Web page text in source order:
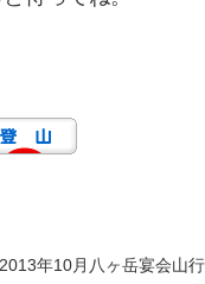
年10月八ヶ岳宴会山